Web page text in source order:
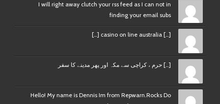
I will right away clutch your rss feed as I can not in
finding your email subs
[…] casino on line australia […]
[…] حرم ، کراچی سے مکہ اور پھر مدینے کا سفر
Hello! My name is Dennis Im from Repwarn.Rocks Do